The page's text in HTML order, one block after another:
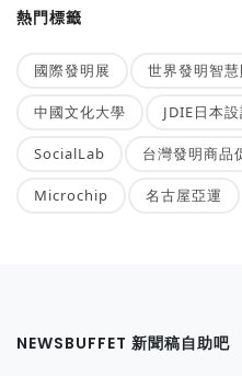
熱門標籤
國際發明展 世界發明智
中國文化大學 JDIE日本
SocialLab 台灣發明商品
Microchip 名古屋亞運
NEWSBUFFET 新聞稿自助吧